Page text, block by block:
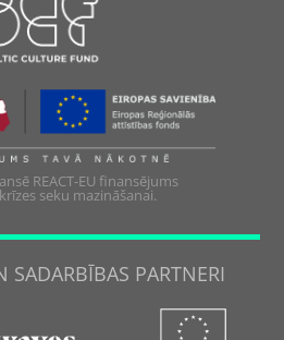
REACT-EU finansējums
seku mazināšanai.
SADARBĪBAS PARTNERI